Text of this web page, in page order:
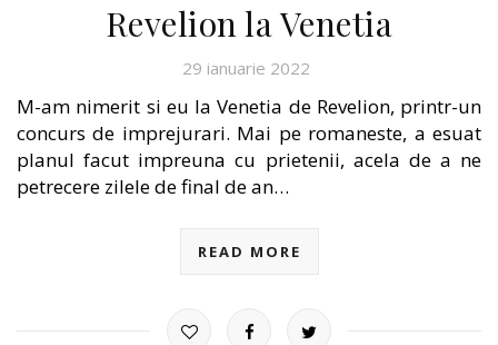
Revelion la Venetia
29 ianuarie 2022
M-am nimerit si eu la Venetia de Revelion, printr-un
concurs de imprejurari. Mai pe romaneste, a esuat
planul facut impreuna cu prietenii, acela de a ne
petrecere zilele de final de an…
READ MORE